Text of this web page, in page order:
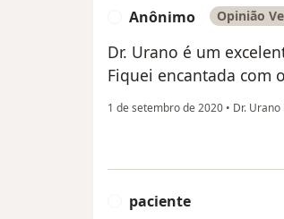
Anônimo Opinião
Dr. Urano é um
Fiquei encantada com
1 de setembro de 2020 • Dr.
paciente